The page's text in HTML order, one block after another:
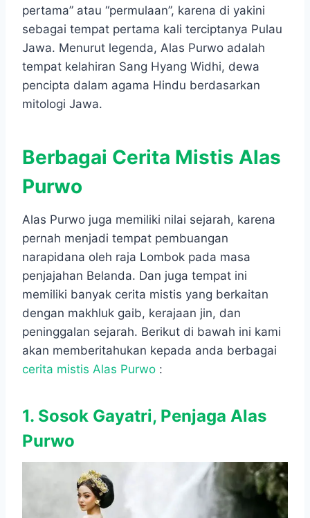
pertama” atau “permulaan”, karena di yakini
sebagai tempat pertama kali terciptanya Pulau
Jawa. Menurut legenda, Alas Purwo adalah
tempat kelahiran Sang Hyang Widhi, dewa
pencipta dalam agama Hindu berdasarkan
mitologi Jawa.
Berbagai Cerita Mistis Alas
Purwo
Alas Purwo juga memiliki nilai sejarah, karena
pernah menjadi tempat pembuangan
narapidana oleh raja Lombok pada masa
penjajahan Belanda. Dan juga tempat ini
memiliki banyak cerita mistis yang berkaitan
dengan makhluk gaib, kerajaan jin, dan
peninggalan sejarah. Berikut di bawah ini kami
akan memberitahukan kepada anda berbagai
cerita mistis Alas Purwo :
1. Sosok Gayatri, Penjaga Alas
Purwo